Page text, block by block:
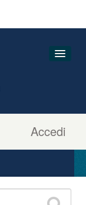
Accedi